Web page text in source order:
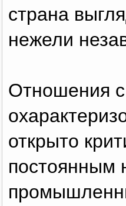
страна
нежели
Отношения
открыто
постоянным